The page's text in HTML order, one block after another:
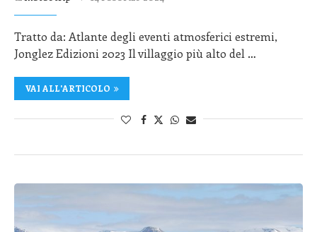
Tratto da: Atlante degli eventi atmosferici estremi,
Jonglez Edizioni 2023 Il villaggio più alto del …
VAI ALL'ARTICOLO